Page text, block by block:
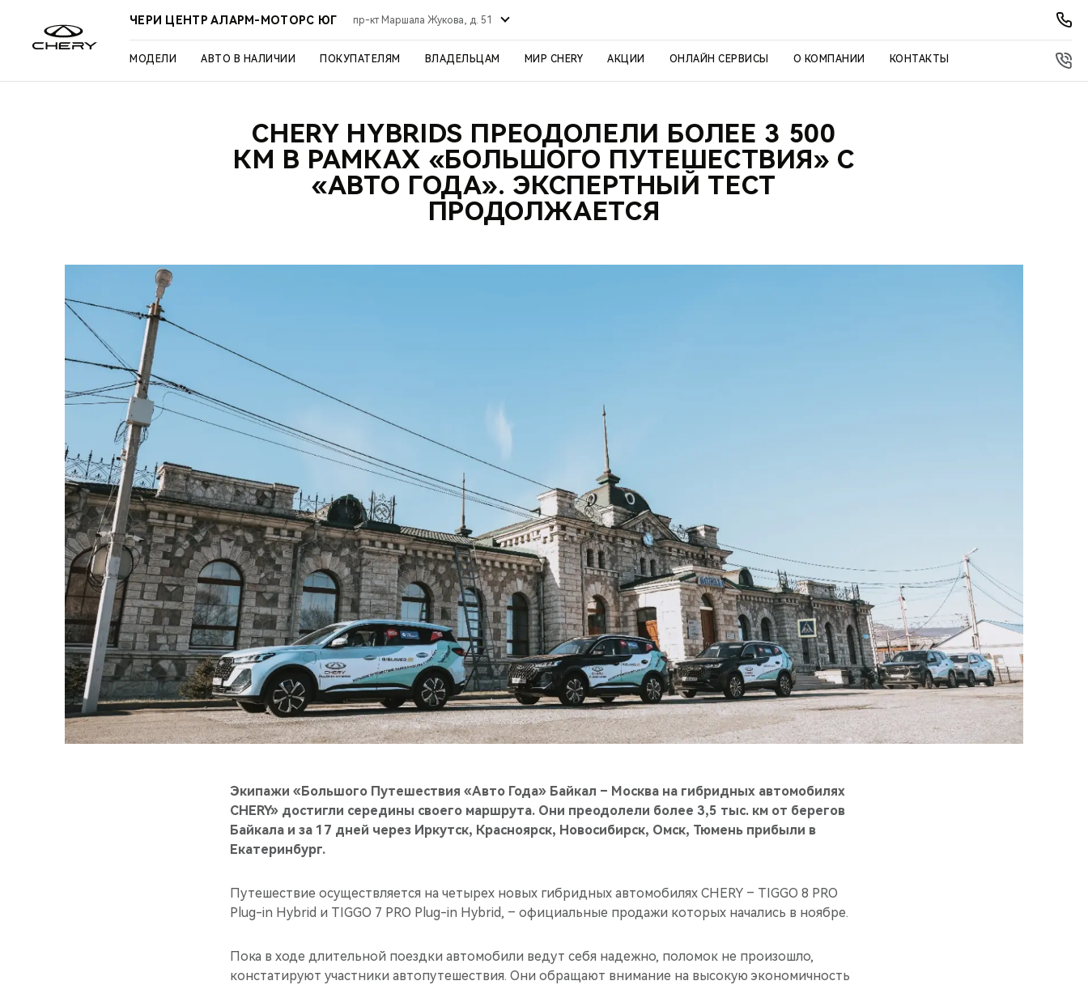
ЧЕРИ ЦЕНТР АЛАРМ-МОТОРС ЮГ пр-кт Маршала Жукова, д. 51
МОДЕЛИ АВТО В НАЛИЧИИ ПОКУПАТЕЛЯМ ВЛАДЕЛЬЦАМ МИР CHERY АКЦИИ ОНЛАЙН СЕРВИСЫ О КОМПАНИИ КОНТАКТЫ
CHERY HYBRIDS ПРЕОДОЛЕЛИ БОЛЕЕ 3 500
КМ В РАМКАХ «БОЛЬШОГО ПУТЕШЕСТВИЯ» С
«АВТО ГОДА». ЭКСПЕРТНЫЙ ТЕСТ
ПРОДОЛЖАЕТСЯ
Экипажи «Большого Путешествия «Авто Года» Байкал – Москва на гибридных автомобилях
CHERY» достигли середины своего маршрута. Они преодолели более 3,5 тыс. км от берегов
Байкала и за 17 дней через Иркутск, Красноярск, Новосибирск, Омск, Тюмень прибыли в
Екатеринбург.
Путешествие осуществляется на четырех новых гибридных автомобилях CHERY – TIGGO 8 PRO
Plug-in Hybrid и TIGGO 7 PRO Plug-in Hybrid, – официальные продажи которых начались в ноябре.
Пока в ходе длительной поездки автомобили ведут себя надежно, поломок не произошло,
констатируют участники автопутешествия. Они обращают внимание на высокую экономичность